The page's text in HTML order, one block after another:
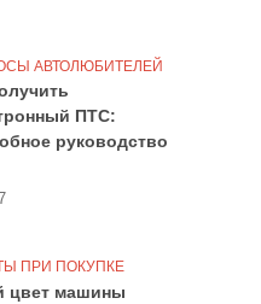
АВТОЛЮБИТЕЛЕЙ
ПТС:
руководство
ПРИ ПОКУПКЕ
цвет машины